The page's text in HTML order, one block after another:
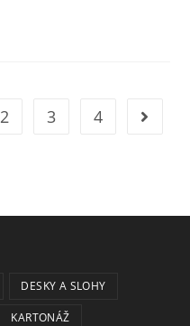
2 3 4 Jít na
DESKY A SLOHY
KARTONÁŽ